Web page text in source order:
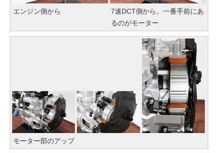
エンジン側から
7速DCT側から。一番手前にあ
るのがモーター
モーター部のアップ